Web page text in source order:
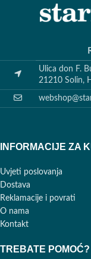
Ulica don F.
21210 Solin,
INFORMACIJE ZA
Uvjeti poslovanja
Dostava
Reklamacije i povrati
O nama
Kontakt
TREBATE POMOĆ?